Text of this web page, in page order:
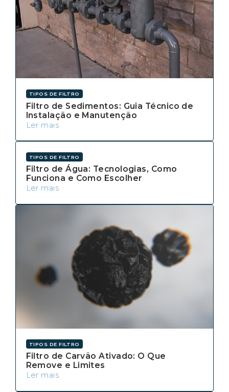
TIPOS DE FILTRO
Filtro de Sedimentos: Guia Técnico de
Instalação e Manutenção
Ler mais
TIPOS DE FILTRO
Filtro de Água: Tecnologias, Como
Funciona e Como Escolher
Ler mais
TIPOS DE FILTRO
Filtro de Carvão Ativado: O Que
Remove e Limites
Ler mais